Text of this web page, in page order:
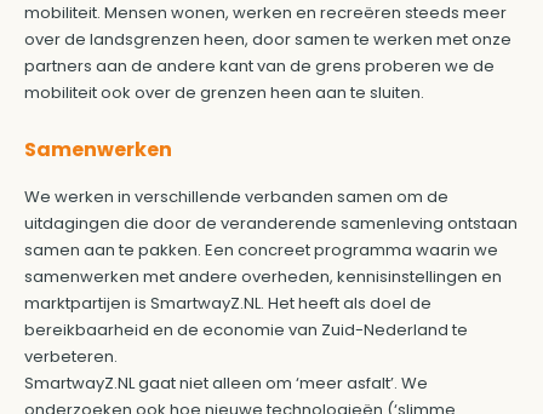
mobiliteit. Mensen wonen, werken en recreëren steeds meer
over de landsgrenzen heen, door samen te werken met onze
partners aan de andere kant van de grens proberen we de
mobiliteit ook over de grenzen heen aan te sluiten.
Samenwerken
We werken in verschillende verbanden samen om de
uitdagingen die door de veranderende samenleving ontstaan
samen aan te pakken. Een concreet programma waarin we
samenwerken met andere overheden, kennisinstellingen en
marktpartijen is SmartwayZ.NL. Het heeft als doel de
bereikbaarheid en de economie van Zuid-Nederland te
verbeteren.
SmartwayZ.NL gaat niet alleen om ‘meer asfalt’. We